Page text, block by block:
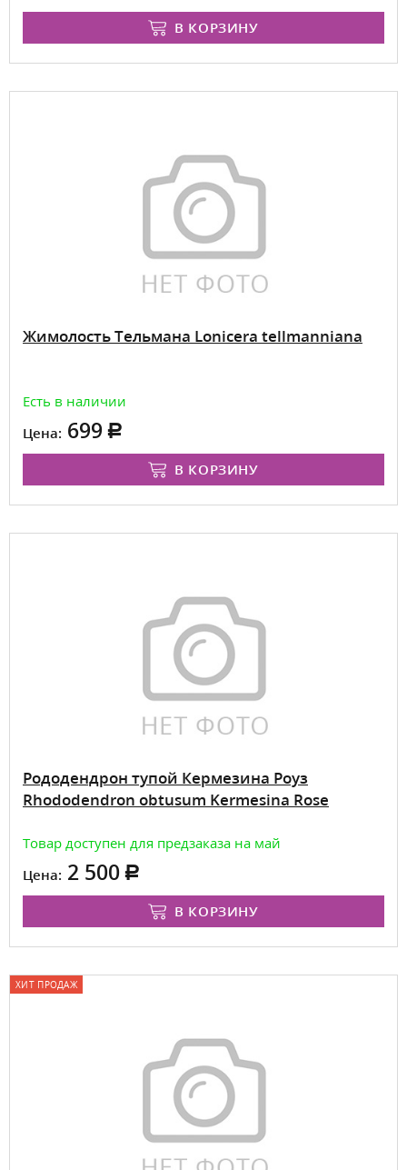
В КОРЗИНУ
Жимолость Тельмана Lonicera tellmanniana
Есть в наличии
Цена: 699
В КОРЗИНУ
Рододендрон тупой Кермезина Роуз
Rhododendron obtusum Kermesina Rose
Товар доступен для предзаказа на май
Цена: 2 500
В КОРЗИНУ
ХИТ ПРОДАЖ